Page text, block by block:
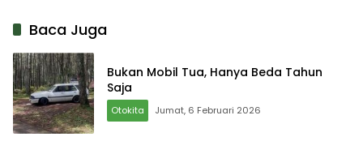
Baca Juga
Bukan Mobil Tua, Hanya Beda Tahun
Saja
Otokita Jumat, 6 Februari 2026